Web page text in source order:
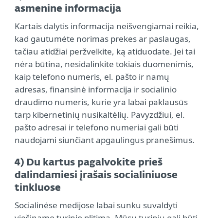
asmenine informacija
Kartais dalytis informacija neišvengiamai reikia,
kad gautumėte norimas prekes ar paslaugas,
tačiau atidžiai peržvelkite, ką atiduodate. Jei tai
nėra būtina, nesidalinkite tokiais duomenimis,
kaip telefono numeris, el. pašto ir namų
adresas, finansinė informacija ir socialinio
draudimo numeris, kurie yra labai paklausūs
tarp kibernetinių nusikaltėlių. Pavyzdžiui, el.
pašto adresai ir telefono numeriai gali būti
naudojami siunčiant apgaulingus pranešimus.
4) Du kartus pagalvokite prieš
dalindamiesi įrašais socialiniuose
tinkluose
Socialinėse medijose labai sunku suvaldyti